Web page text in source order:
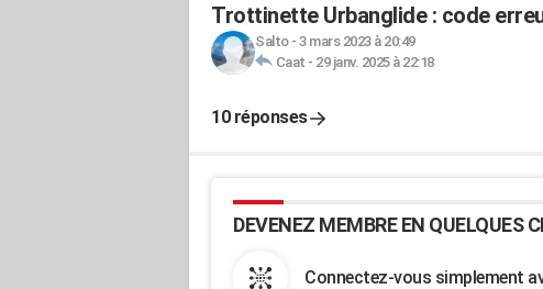
Trottinette Urbanglide : code
Salto- 3 mars 2023 à 20:49
Caat - 29 janv. 2025 à 22:18
10 réponses
DEVENEZ MEMBRE EN QUELQUES
Connectez-vous simplement